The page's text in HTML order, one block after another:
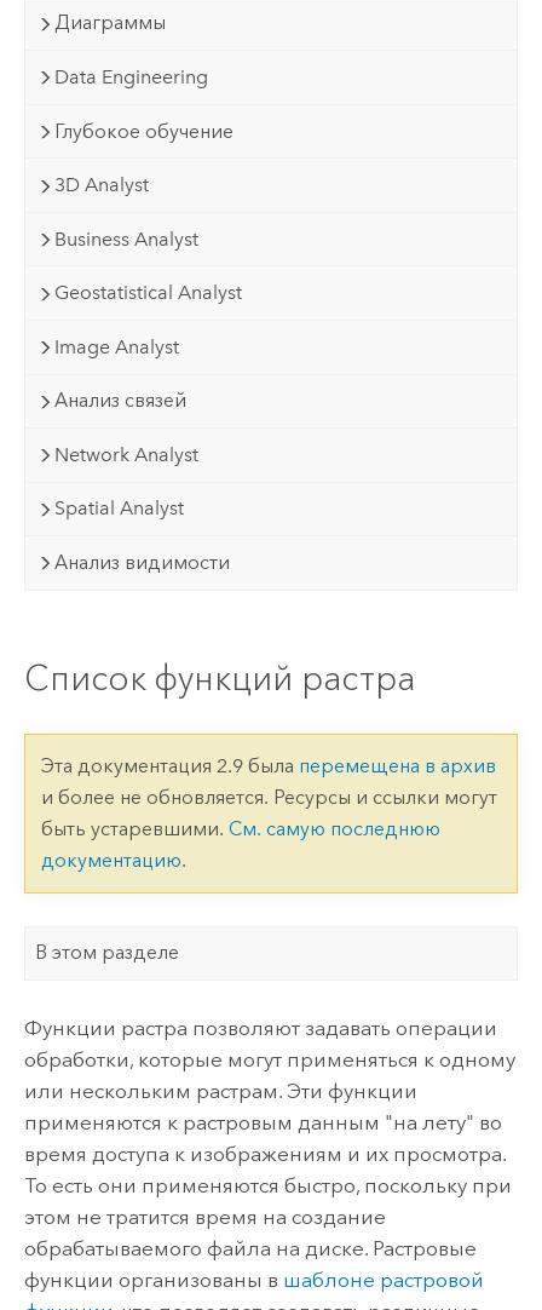
Диаграммы
Data Engineering
Глубокое обучение
3D Analyst
Business Analyst
Geostatistical Analyst
Image Analyst
Анализ связей
Network Analyst
Spatial Analyst
Анализ видимости
Список функций растра
Эта документация 2.9 была перемещена в архив
и более не обновляется. Ресурсы и ссылки могут
быть устаревшими. См. самую последнюю
документацию.
В этом разделе
Функции растра позволяют задавать операции
обработки, которые могут применяться к одному
или нескольким растрам. Эти функции
применяются к растровым данным "на лету" во
время доступа к изображениям и их просмотра.
То есть они применяются быстро, поскольку при
этом не тратится время на создание
обрабатываемого файла на диске. Растровые
функции организованы в шаблоне растровой